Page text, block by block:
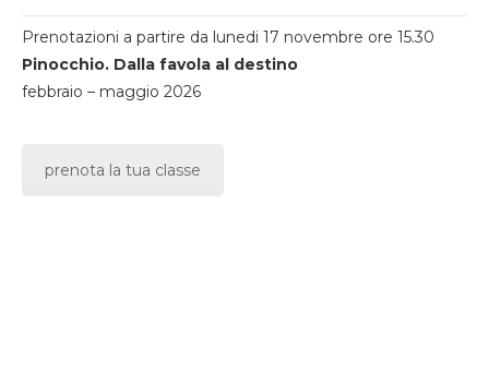
Prenotazioni a partire da lunedi 17 novembre ore 15.30
Pinocchio. Dalla favola al destino
febbraio – maggio 2026
prenota la tua classe